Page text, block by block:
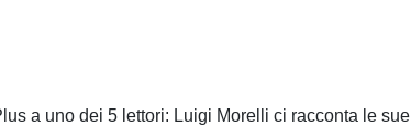
a uno dei 5 lettori: Luigi Morelli ci racconta le sue